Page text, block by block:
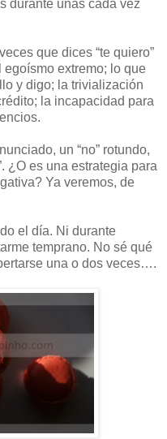
durante unas cada vez
que dices “te quiero”
egoísmo extremo; lo que
y digo; la trivialización
la incapacidad para
un “no” rotundo,
¿O es una estrategia para
Ya veremos, de
el día. Ni durante
temprano. No sé qué
una o dos veces….